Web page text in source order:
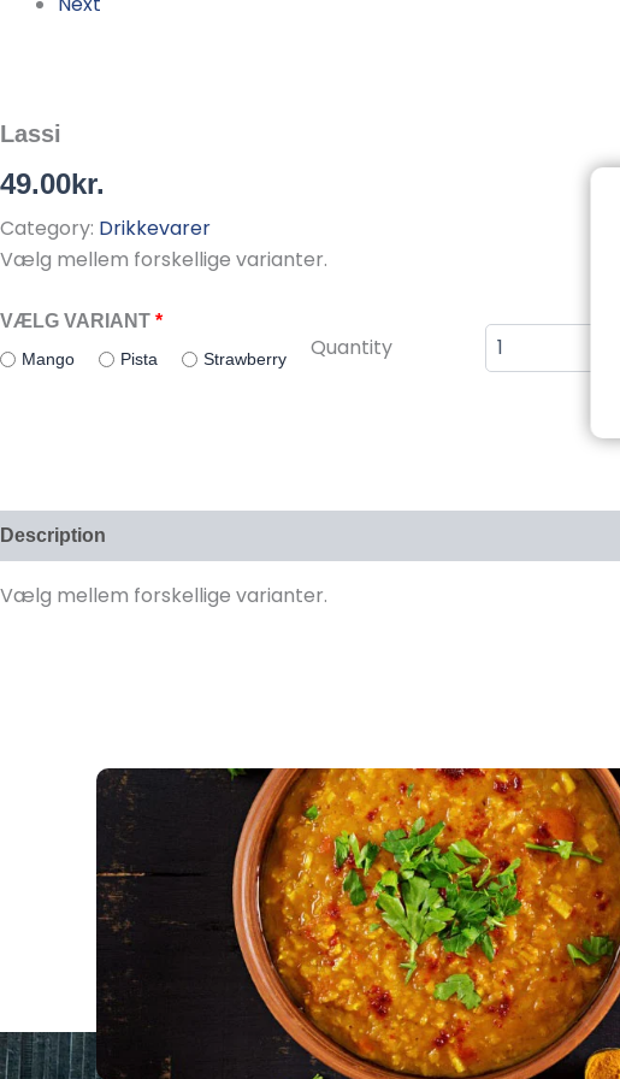
Lassi
49.00kr.
Category: Drikkevarer
Vælg mellem forskellige varianter.
VÆLG VARIANT
Mango Pista Strawberry Quantity
Lassi
quantity
Description
Vælg mellem forskellige varianter.